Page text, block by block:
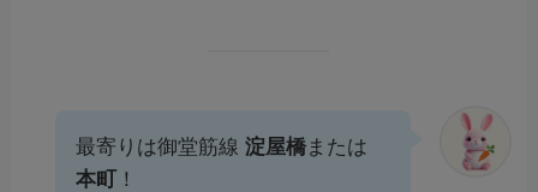
最寄りは御堂筋線淀屋橋または
本町 ！